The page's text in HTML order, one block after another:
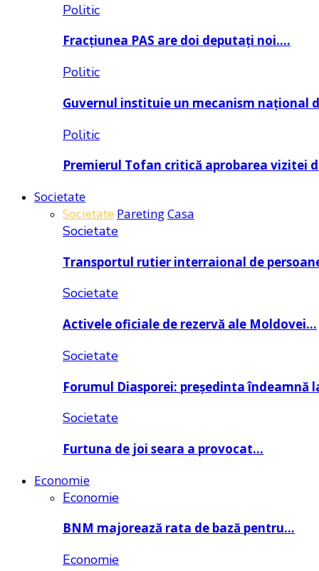
Politic
Fracțiunea PAS are doi deputați noi….
Politic
Guvernul instituie un mecanism național
Politic
Premierul Tofan critică aprobarea vizitei
Societate
Societate ParetingCasa
Societate
Transportul rutier interraional de
Societate
Activele oficiale de rezervă ale Moldovei…
Societate
Forumul Diasporei: președinta îndeamnă
Societate
Furtuna de joi seara a provocat…
Economie
Economie
BNM majorează rata de bază pentru…
Economie